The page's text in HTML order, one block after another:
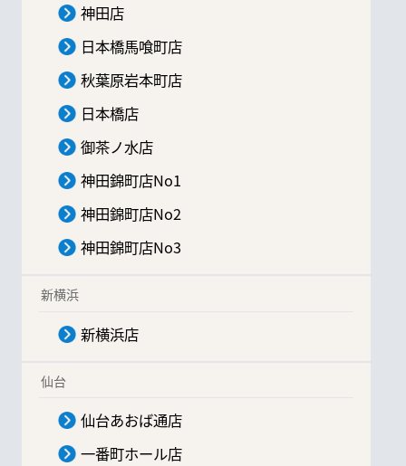
神田店
日本橋馬喰町店
秋葉原岩本町店
日本橋店
御茶ノ水店
神田錦町店No1
神田錦町店No2
神田錦町店No3
新横浜
新横浜店
仙台
仙台あおば通店
一番町ホール店